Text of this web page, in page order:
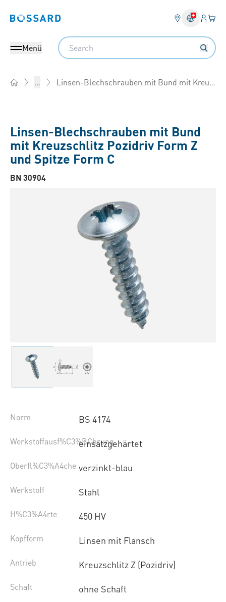
Bossard homepage Ihr
Menü
Search
... Linsen-Blechschrauben mit Bund mit Kreuzschlitz Pozidriv Form Z und Spitze Form C
Linsen-Blechschrauben mit Bund
mit Kreuzschlitz Pozidriv Form Z
und Spitze Form C
BN 30904
Norm BS 4174
Werkstoffausf%C3%BChrung
einsatzgehärtet
Oberfl%C3%A4che verzinkt-blau
Werkstoff Stahl
H%C3%A4rte 450 HV
Kopfform Linsen mit Flansch
Antrieb Kreuzschlitz Z (Pozidriv)
Schaft ohne Schaft